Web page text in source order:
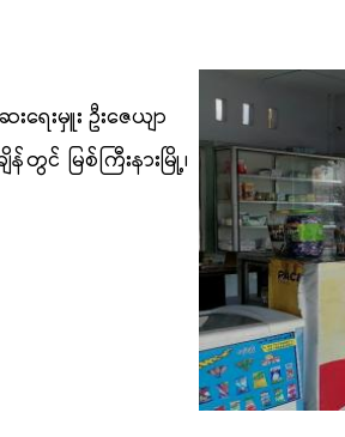
းရေးမှူး ဦးဇေယျာ
န်တွင် မြစ်ကြီးနားမြို့၊